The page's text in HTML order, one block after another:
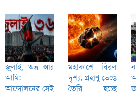
জুলাই, অভ্র আর
আমি:
আন্দোলনের সেই
মহাকাশে বিরল
দৃশ্য, গ্রহাণু ভেঙে
তৈরি হচ্ছে